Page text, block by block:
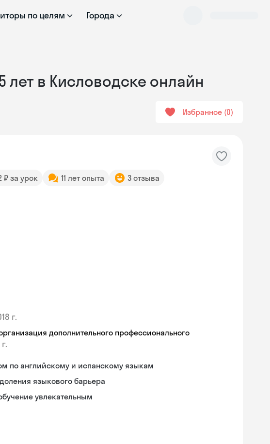
по целям Города
лет в Кисловодске онлайн
Избранное 0
₽ за урок 11 лет опыта 3 отзыва
г.
дополнительного профессионального
по английскому и испанскому языкам
языкового барьера
увлекательным